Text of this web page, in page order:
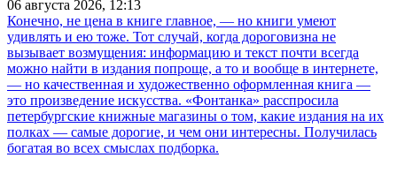
06 августа 2026, 12:13
Конечно, не цена в книге главное, — но книги умеют
удивлять и ею тоже. Тот случай, когда дороговизна не
вызывает возмущения: информацию и текст почти всегда
можно найти в издания попроще, а то и вообще в интернете,
— но качественная и художественно оформленная книга —
это произведение искусства. «Фонтанка» расспросила
петербургские книжные магазины о том, какие издания на их
полках — самые дорогие, и чем они интересны. Получилась
богатая во всех смыслах подборка.